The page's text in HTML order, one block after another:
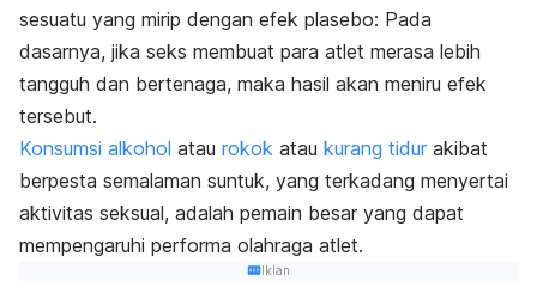
sesuatu yang mirip dengan efek plasebo: Pada
dasarnya, jika seks membuat para atlet merasa lebih
tangguh dan bertenaga, maka hasil akan meniru efek
tersebut.
Konsumsi alkohol atau rokok atau kurang tidur akibat
berpesta semalaman suntuk, yang terkadang menyertai
aktivitas seksual, adalah pemain besar yang dapat
mempengaruhi performa olahraga atlet.
Iklan